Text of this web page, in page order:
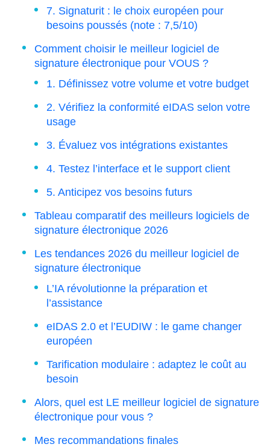
7. Signaturit : le choix européen pour
besoins poussés (note : 7,5/10)
Comment choisir le meilleur logiciel de
signature électronique pour VOUS ?
1. Définissez votre volume et votre budget
2. Vérifiez la conformité eIDAS selon votre
usage
3. Évaluez vos intégrations existantes
4. Testez l’interface et le support client
5. Anticipez vos besoins futurs
Tableau comparatif des meilleurs logiciels de
signature électronique 2026
Les tendances 2026 du meilleur logiciel de
signature électronique
L’IA révolutionne la préparation et
l’assistance
eIDAS 2.0 et l’EUDIW : le game changer
européen
Tarification modulaire : adaptez le coût au
besoin
Alors, quel est LE meilleur logiciel de signature
électronique pour vous ?
Mes recommandations finales